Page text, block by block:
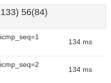
56(84)
134 ms
134 ms